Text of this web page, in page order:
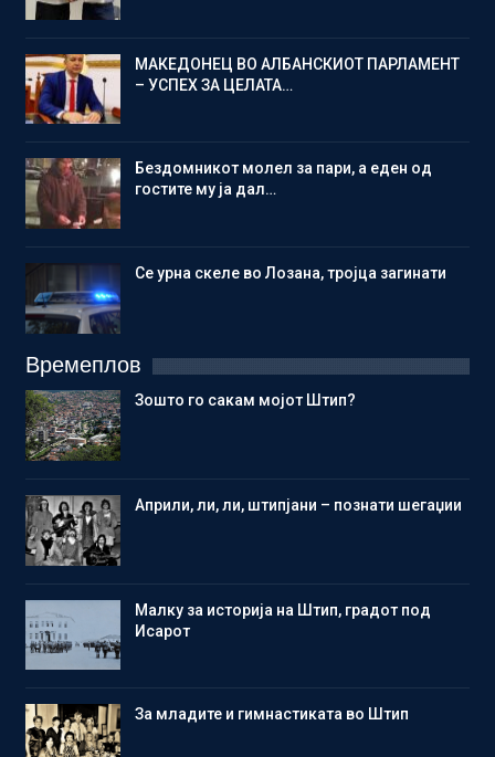
МАКЕДОНЕЦ ВО АЛБАНСКИОТ ПАРЛАМЕНТ
– УСПЕХ ЗА ЦЕЛАТА…
Бездомникот молел за пари, а еден од
гостите му ја дал…
Се урна скеле во Лозана, тројца загинати
Времеплов
Зошто го сакам мојот Штип?
Aприли, ли, ли, штипјани – познати шегаџии
Малку за историја на Штип, градот под
Исарот
Зa младите и гимнастиката во Штип